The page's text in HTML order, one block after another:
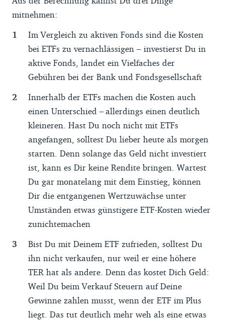
mitnehmen:
Im Vergleich zu aktiven Fonds sind die Kosten
bei ETFs zu vernachlässigen – investierst Du in
aktive Fonds, landet ein Vielfaches der
Gebühren bei der Bank und Fondsgesellschaft
Innerhalb der ETFs machen die Kosten auch
einen Unterschied – allerdings einen deutlich
kleineren. Hast Du noch nicht mit ETFs
angefangen, solltest Du lieber heute als morgen
starten. Denn solange das Geld nicht investiert
ist, kann es Dir keine Rendite bringen. Wartest
Du gar monatelang mit dem Einstieg, können
Dir die entgangenen Wertzuwächse unter
Umständen etwas günstigere ETF-Kosten wieder
zunichtemachen
Bist Du mit Deinem ETF zufrieden, solltest Du
ihn nicht verkaufen, nur weil er eine höhere
TER hat als andere. Denn das kostet Dich Geld:
Weil Du beim Verkauf Steuern auf Deine
Gewinne zahlen musst, wenn der ETF im Plus
liegt. Das tut deutlich mehr weh als eine etwas